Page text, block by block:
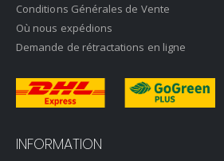
Conditions Générales de Vente
Où nous expédions
Demande de rétractations en ligne
INFORMATION